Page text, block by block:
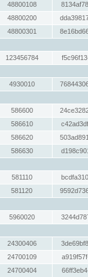
48800108
48800200
48800301
123456784
4930010
586600
586610
586620
586630
581110
581120
5960020
24300406
24700109
24700404